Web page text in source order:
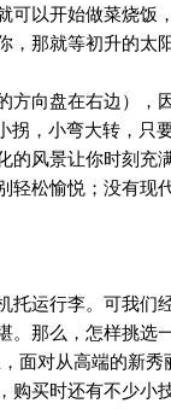
以开始做菜烧饭
那就等初升的太
向盘在右边），
，小弯大转，只
风景让你时刻充
松愉悦；没有现
运行李。可我们
。那么，怎样挑选
面对从高端的新
购买时还有不少小